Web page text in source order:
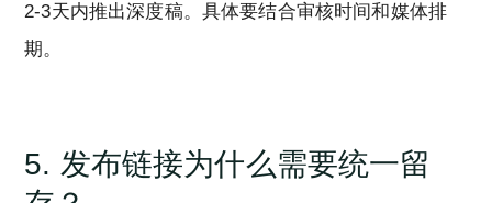
2-3天内推出深度稿。具体要结合审核时间和媒体排
期。
5. 发布链接为什么需要统一留